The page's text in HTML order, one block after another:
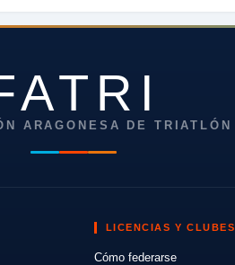
ARAGONESA DE TRIATLÓN
LICENCIAS Y CLUBES
Cómo federarse